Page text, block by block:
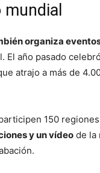
organiza
El año pasado
atrajo a más de
150
y un vídeo de la